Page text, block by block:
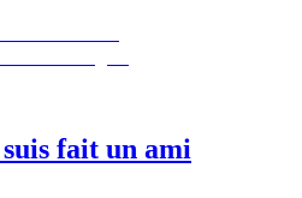
fait un ami